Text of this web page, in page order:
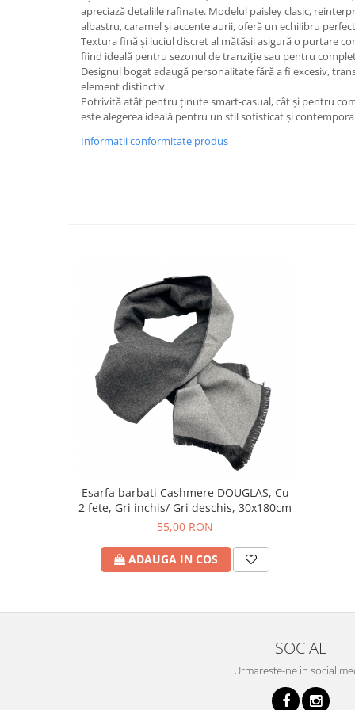
Decoratiuni Craciun
Sweet Wonderland
Crengute Decorative
Decoratiuni Muzicale
Decoratiuni Luminoase
Coronite & Ghirlande
Aromaterapie Craciun
apreciază detaliile rafinate. Modelul paisley clasic,
albastru, caramel și accente aurii, oferă un echilibru
Textura fină și luciul discret al mătăsii asigură o purtare
fiind ideală pentru sezonul de tranziție sau pentru
Designul bogat adaugă personalitate fără a fi excesiv,
element distinctiv.
Potrivită atât pentru ținute smart-casual, cât și pentru
este alegerea ideală pentru un stil sofisticat și
Informatii conformitate produs
Esarfa barbati Cashmere DOUGLAS, Cu
2 fete, Gri inchis/ Gri deschis, 30x180cm
55,00 RON
ADAUGA IN COS
SOCIAL
Urmareste-ne in social